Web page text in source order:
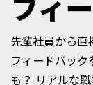
先輩社員から直
フィードバッ
も？ リアルな